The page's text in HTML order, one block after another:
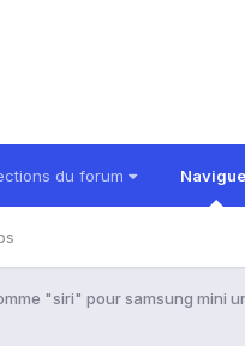
du forum
"siri" pour samsung mini